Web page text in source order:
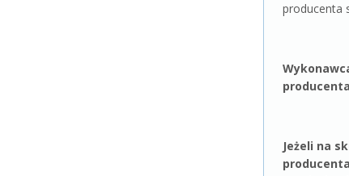
producenta
Jeżeli na